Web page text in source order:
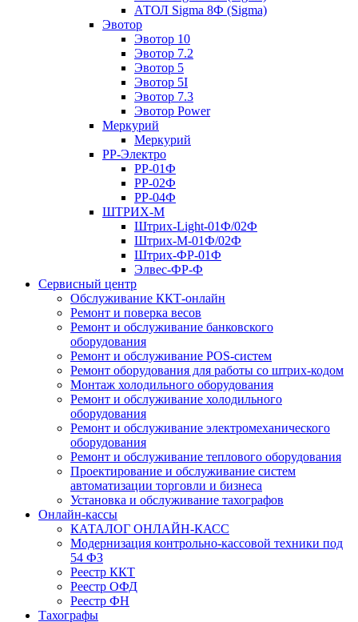
АТОЛ Sigma 8Ф (Sigma)
Эвотор
Эвотор 10
Эвотор 7.2
Эвотор 5
Эвотор 5I
Эвотор 7.3
Эвотор Power
Меркурий
Меркурий
РР-Электро
РР-01Ф
РР-02Ф
РР-04Ф
ШТРИХ-М
Штрих-Light-01Ф/02Ф
Штрих-М-01Ф/02Ф
Штрих-ФР-01Ф
Элвес-ФР-Ф
Сервисный центр
Обслуживание ККТ-онлайн
Ремонт и поверка весов
Ремонт и обслуживание банковского
оборудования
Ремонт и обслуживание POS-систем
Ремонт оборудования для работы со штрих-кодом
Монтаж холодильного оборудования
Ремонт и обслуживание холодильного
оборудования
Ремонт и обслуживание электромеханического
оборудования
Ремонт и обслуживание теплового оборудования
Проектирование и обслуживание систем
автоматизации торговли и бизнеса
Установка и обслуживание тахографов
Онлайн-кассы
КАТАЛОГ ОНЛАЙН-КАСС
Модернизация контрольно-кассовой техники под
54 ФЗ
Реестр ККТ
Реестр ОФД
Реестр ФН
Тахографы